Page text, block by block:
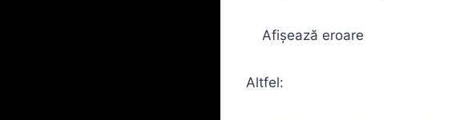
Afișează eroare
Altfel: